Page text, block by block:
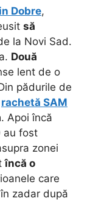
Dobre,
să
la Novi Sad.
Două
lent de o
pădurile de
rachetă SAM
. Apoi încă
au fost
zonei
încă o
care
zadar după